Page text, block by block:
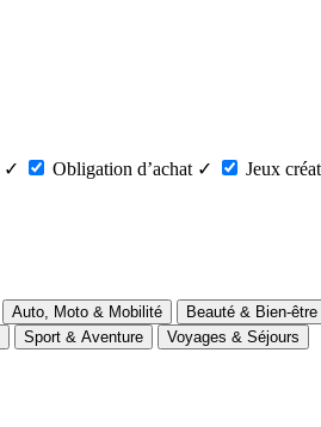
✓ Obligation d’achat ✓ Jeux
Auto, Moto & Mobilité Beauté & Bien-être
Sport & Aventure Voyages & Séjours